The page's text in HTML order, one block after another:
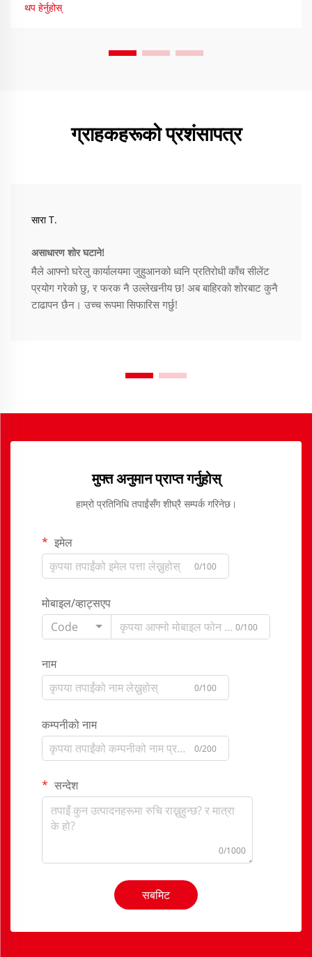
थप हेर्नुहोस्
ग्राहकहरूको प्रशंसापत्र
सारा T.
असाधारण शोर घटाने!
मैले आफ्नो घरेलु कार्यालयमा जुहुआनको ध्वनि प्रतिरोधी काँच सीलेंट
प्रयोग गरेको छु, र फरक नै उल्लेखनीय छ! अब बाहिरको शोरबाट कुनै
टाढापन छैन। उच्च रूपमा सिफारिस गर्छु!
मुफ्त अनुमान प्राप्त गर्नुहोस्
हाम्रो प्रतिनिधि तपाईंसँग शीघ्रै सम्पर्क गरिनेछ।
इमेल
0/100
मोबाइल/व्हाट्सएप
Code
0/100
नाम
0/100
कम्पनीको नाम
0/200
सन्देश
0/1000
सबमिट